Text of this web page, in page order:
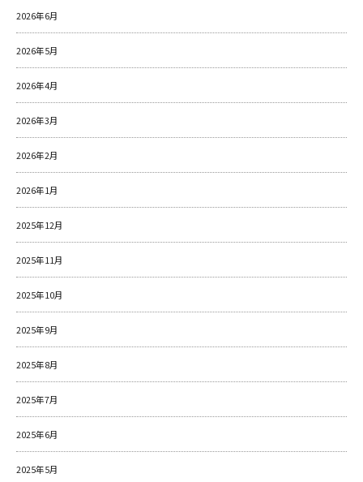
2026年6月
2026年5月
2026年4月
2026年3月
2026年2月
2026年1月
2025年12月
2025年11月
2025年10月
2025年9月
2025年8月
2025年7月
2025年6月
2025年5月